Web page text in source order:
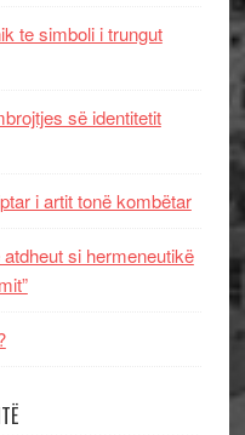
te simboli i trungut
së identitetit
i artit tonë kombëtar
si hermeneutikë